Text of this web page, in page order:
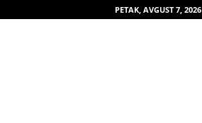
PETAK, AVGUST 7, 2026